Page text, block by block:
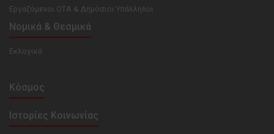
Εργαζόμενοι ΟΤΑ & Δημόσιοι Υπάλληλοι
Νομικά & Θεσμικά
Εκλογικά
Κόσμος
Ιστορίες Κοινωνίας